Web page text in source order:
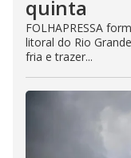
quinta
FOLHAPRESSA
litoral do Rio
fria e trazer...